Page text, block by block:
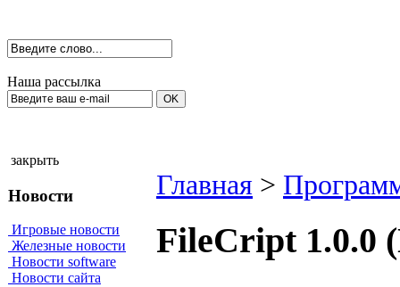
Наша рассылка
закрыть
Новости
Игровые новости
Железные новости
Новости software
Новости сайта
Главная >
FileCript 1.0.0